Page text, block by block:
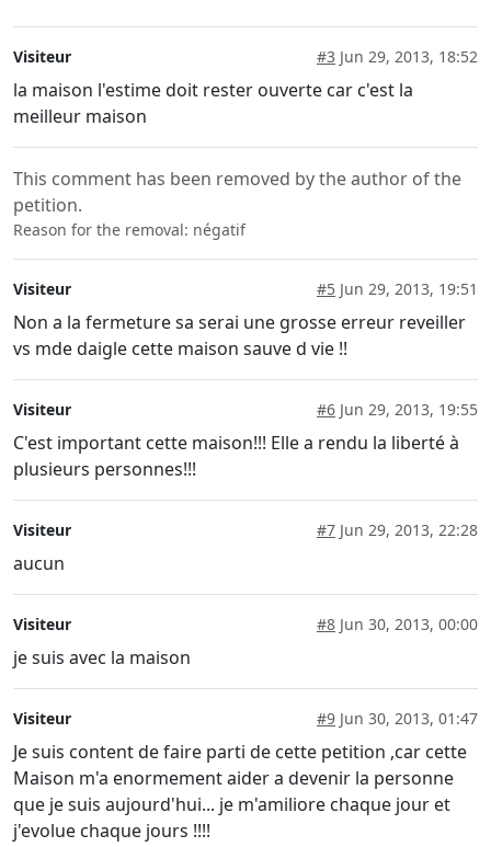
Visiteur #3 Jun 29, 2013, 18:52
la maison l'estime doit rester ouverte car c'est la
meilleur maison
This comment has been removed by the author of the
petition.
Reason for the removal: négatif
Visiteur #5 Jun 29, 2013, 19:51
Non a la fermeture sa serai une grosse erreur reveiller
vs mde daigle cette maison sauve d vie !!
Visiteur #6 Jun 29, 2013, 19:55
C'est important cette maison!!! Elle a rendu la liberté à
plusieurs personnes!!!
Visiteur #7 Jun 29, 2013, 22:28
aucun
Visiteur #8 Jun 30, 2013, 00:00
je suis avec la maison
Visiteur #9 Jun 30, 2013, 01:47
Je suis content de faire parti de cette petition ,car cette
Maison m'a enormement aider a devenir la personne
que je suis aujourd'hui... je m'amiliore chaque jour et
j'evolue chaque jours !!!!